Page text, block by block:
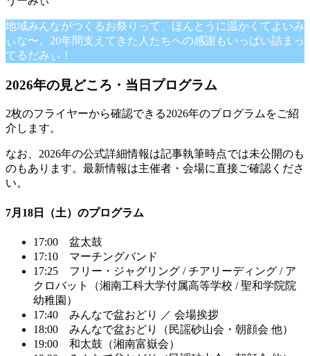
地域みんながつくるお祭りって、ほんとうに温かくてよいみ
ぃな〜。20年間支えてきた人たちへの感謝もいっぱい詰まっ
てるだみぃ！
2026年の見どころ・当日プログラム
2枚のフライヤーから確認できる2026年のプログラムをご紹
介します。
なお、2026年の公式詳細情報は記事執筆時点では未公開のも
のもあります。最新情報は主催者・会場に直接ご確認くださ
い。
7月18日（土）のプログラム
17:00 盆太鼓
17:10 マーチングバンド
17:25 フリー・ジャグリング / チアリーディング / ア
クロバット（湘南工科大学付属高等学校 / 聖和学院院
幼稚園）
17:40 みんなで盆おどり ／ 会場挨拶
18:00 みんなで盆おどり（民謡砂山会・朝顔会 他）
19:00 和太鼓（湘南富嶽会）